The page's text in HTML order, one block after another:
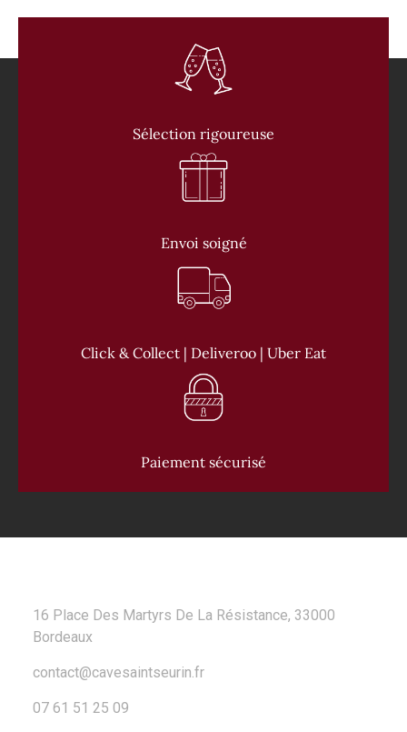
Sélection rigoureuse
Envoi soigné
Click & Collect | Deliveroo | Uber Eat
Paiement sécurisé
16 Place Des Martyrs De La Résistance, 33000
Bordeaux
contact@cavesaintseurin.fr
07 61 51 25 09